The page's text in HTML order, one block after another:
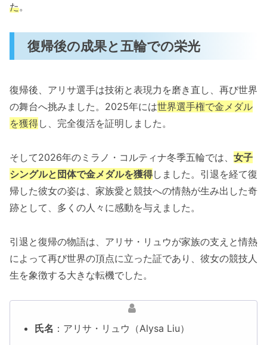
た。
復帰後の成果と五輪での栄光
復帰後、アリサ選手は技術と表現力を磨き直し、再び世界
の舞台へ挑みました。2025年には世界選手権で金メダル
を獲得し、完全復活を証明しました。
そして2026年のミラノ・コルティナ冬季五輪では、 女子
シングルと団体で金メダルを獲得しました。引退を経て復
帰した彼女の姿は、家族愛と競技への情熱が生み出した奇
跡として、多くの人々に感動を与えました。
引退と復帰の物語は、アリサ・リュウが家族の支えと情熱
によって再び世界の頂点に立った証であり、彼女の競技人
生を象徴する大きな転機でした。
氏名 ：アリサ・リュウ（Alysa Liu）